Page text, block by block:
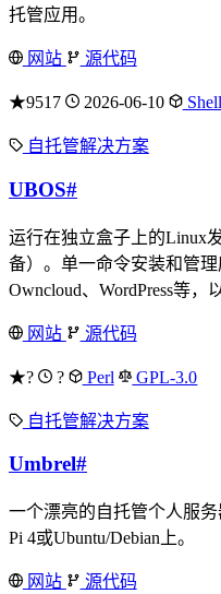
托管应用。
网站 源代码
★9517 2026-06-10 Shell
自托管解决方案
UBOS#
运行在独立盒子上的Linux
备）。单一命令安装和管理
Owncloud、WordPress等，
网站 源代码
★? ? Perl GPL-3.0
自托管解决方案
Umbrel#
一个漂亮的自托管个人服
Pi 4或Ubuntu/Debian上。
网站 源代码